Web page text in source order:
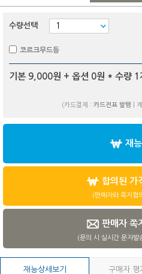
수량선택
코르크무드등
기본 9,000원 + 옵션 0원 * 수량 1
(카드결제 : 카드전표 발행 |
재
합의된 가
(판매자와 쪽지협
판매자 쪽
(문의 시 실시간 문자발
재능상세보기 구매자